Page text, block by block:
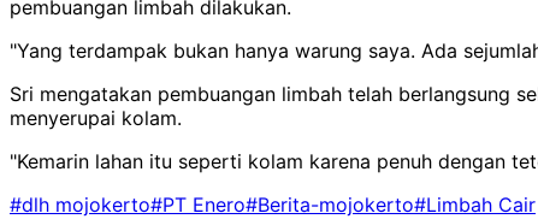
pembuangan limbah dilakukan.
"Yang terdampak bukan hanya warung saya. Ada
Sri mengatakan pembuangan limbah telah berlangsung
menyerupai kolam.
"Kemarin lahan itu seperti kolam karena penuh dengan
#dlh mojokerto#PT Enero#Berita-mojokerto#Limbah Cair